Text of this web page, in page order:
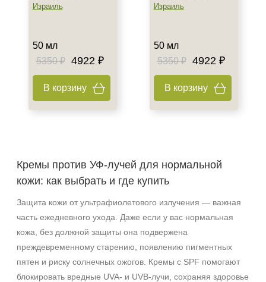
Класс косметики
Профессиональная
Универсальная
Тип кожи
Все типы кожи
Возраст
Любой возраст
Любой возраст (от 18 лет)
После 20
Показать еще
Действие
Израиль
50 мл
5350 ₽
4922 ₽
В корзину
Израиль
50 мл
5350 ₽
4922 ₽
В корзину
Кремы против УФ‑лучей для нормальной
кожи: как выбрать и где купить
Защита кожи от ультрафиолетового излучения — важная
часть ежедневного ухода. Даже если у вас нормальная
кожа, без должной защиты она подвержена
преждевременному старению, появлению пигментных
пятен и риску солнечных ожогов. Кремы с SPF помогают
блокировать вредные UVA‑ и UVB‑лучи, сохраняя здоровье